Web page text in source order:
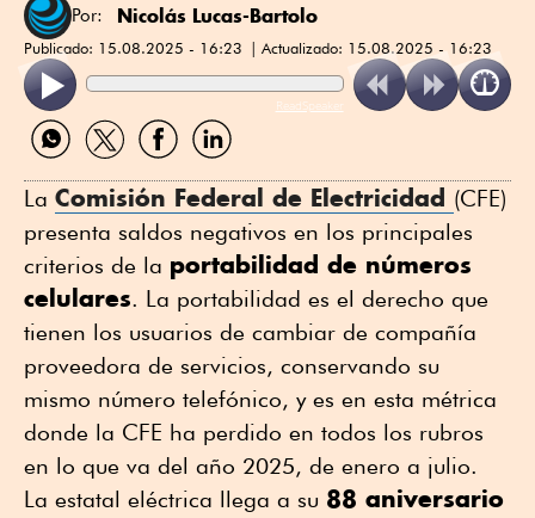
Por: Nicolás Lucas-Bartolo
Publicado: 15.08.2025 - 16:23 Actualizado: 15.08.2025 - 16:23
ReadSpeaker
Compartir
por
Compartir
por
Compartir
por
Compartir
por
La Comisión Federal de Electricidad (CFE)
presenta saldos negativos en los principales
criterios de la portabilidad de números
celulares. La portabilidad es el derecho que
tienen los usuarios de cambiar de compañía
proveedora de servicios, conservando su
mismo número telefónico, y es en esta métrica
donde la CFE ha perdido en todos los rubros
en lo que va del año 2025, de enero a julio.
La estatal eléctrica llega a su 88 aniversario